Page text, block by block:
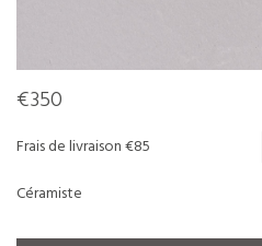
€350
Frais de livraison €85
Céramiste